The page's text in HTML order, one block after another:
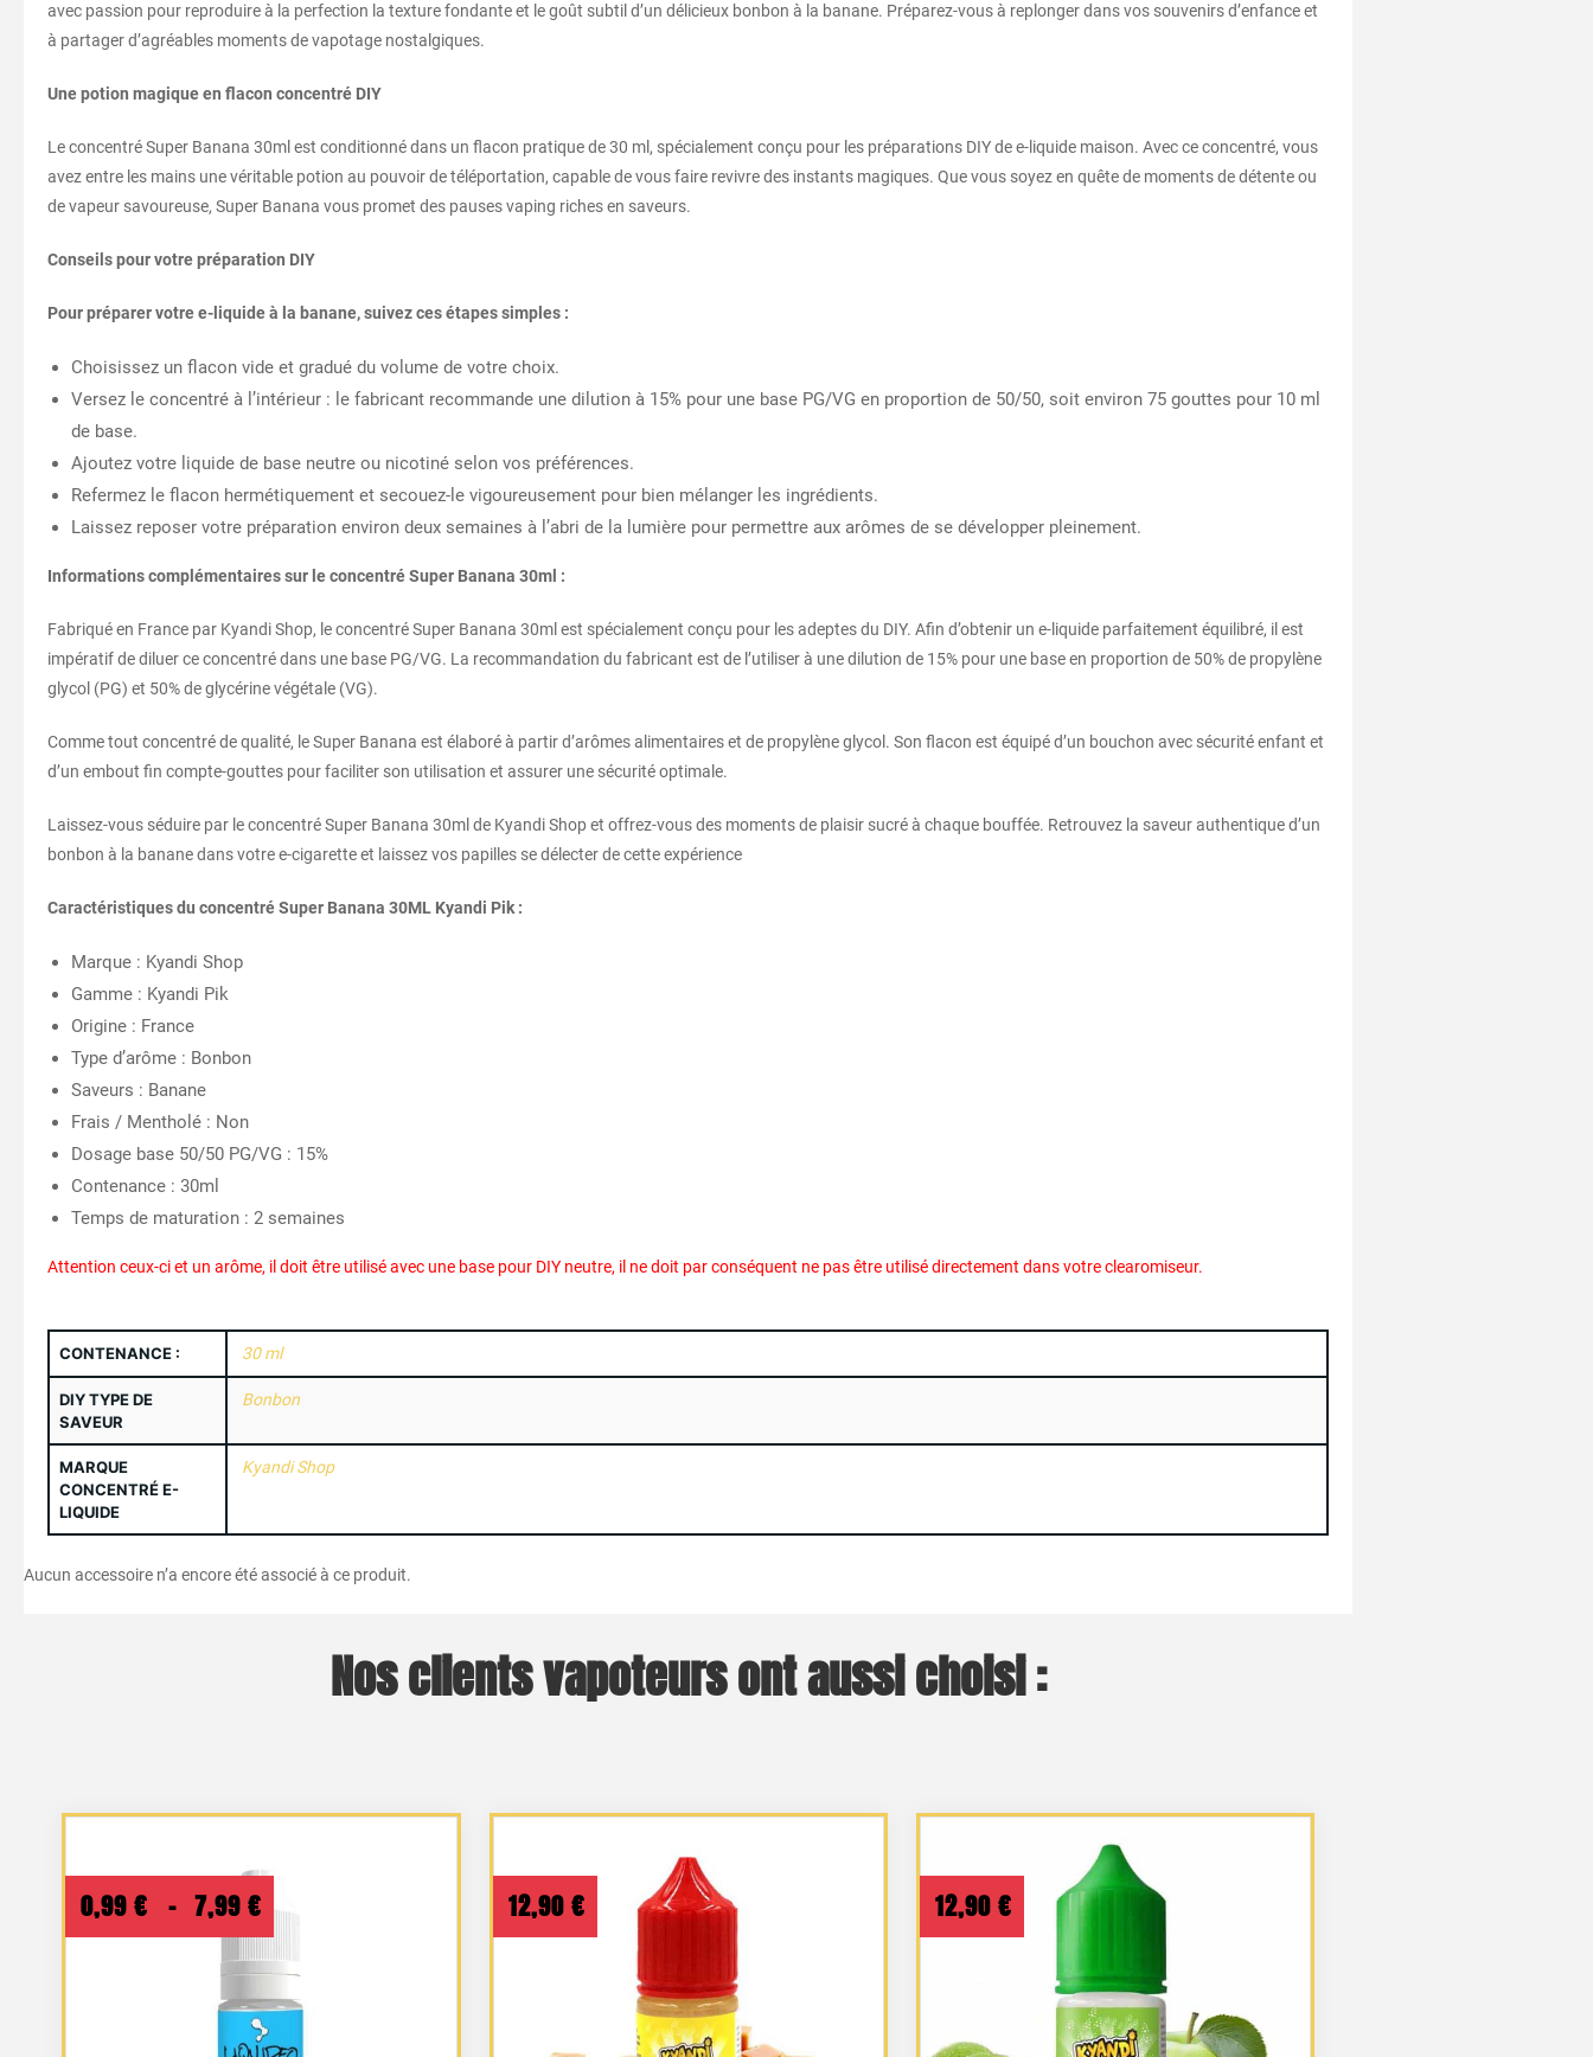
avec passion pour reproduire à la perfection la texture fondante et le goût subtil d’un délicieux bonbon à la banane. Préparez-vous à replonger dans vos souvenirs d’enfance et
à partager d’agréables moments de vapotage nostalgiques.
Une potion magique en flacon concentré DIY
Le concentré Super Banana 30ml est conditionné dans un flacon pratique de 30 ml, spécialement conçu pour les préparations DIY de e-liquide maison. Avec ce concentré, vous
avez entre les mains une véritable potion au pouvoir de téléportation, capable de vous faire revivre des instants magiques. Que vous soyez en quête de moments de détente ou
de vapeur savoureuse, Super Banana vous promet des pauses vaping riches en saveurs.
Conseils pour votre préparation DIY
Pour préparer votre e-liquide à la banane, suivez ces étapes simples :
Choisissez un flacon vide et gradué du volume de votre choix.
Versez le concentré à l’intérieur : le fabricant recommande une dilution à 15% pour une base PG/VG en proportion de 50/50, soit environ 75 gouttes pour 10 ml
de base.
Ajoutez votre liquide de base neutre ou nicotiné selon vos préférences.
Refermez le flacon hermétiquement et secouez-le vigoureusement pour bien mélanger les ingrédients.
Laissez reposer votre préparation environ deux semaines à l’abri de la lumière pour permettre aux arômes de se développer pleinement.
Informations complémentaires sur le concentré Super Banana 30ml :
Fabriqué en France par Kyandi Shop, le concentré Super Banana 30ml est spécialement conçu pour les adeptes du DIY. Afin d’obtenir un e-liquide parfaitement équilibré, il est
impératif de diluer ce concentré dans une base PG/VG. La recommandation du fabricant est de l’utiliser à une dilution de 15% pour une base en proportion de 50% de propylène
glycol (PG) et 50% de glycérine végétale (VG).
Comme tout concentré de qualité, le Super Banana est élaboré à partir d’arômes alimentaires et de propylène glycol. Son flacon est équipé d’un bouchon avec sécurité enfant et
d’un embout fin compte-gouttes pour faciliter son utilisation et assurer une sécurité optimale.
Laissez-vous séduire par le concentré Super Banana 30ml de Kyandi Shop et offrez-vous des moments de plaisir sucré à chaque bouffée. Retrouvez la saveur authentique d’un
bonbon à la banane dans votre e-cigarette et laissez vos papilles se délecter de cette expérience
Caractéristiques du concentré Super Banana 30ML Kyandi Pik :
Marque : Kyandi Shop
Gamme : Kyandi Pik
Origine : France
Type d’arôme : Bonbon
Saveurs : Banane
Frais / Mentholé : Non
Dosage base 50/50 PG/VG : 15%
Contenance : 30ml
Temps de maturation : 2 semaines
Attention ceux-ci et un arôme, il doit être utilisé avec une base pour DIY neutre, il ne doit par conséquent ne pas être utilisé directement dans votre clearomiseur.
CONTENANCE : 30 ml
DIY TYPE DE
SAVEUR
Bonbon
MARQUE
CONCENTRÉ E-
LIQUIDE
Kyandi Shop
Aucun accessoire n’a encore été associé à ce produit.
Nos clients vapoteurs ont aussi choisi :
0,99€ – 7,99€ Plage
de
prix :
0,99 €
12,90 € 12,90 €